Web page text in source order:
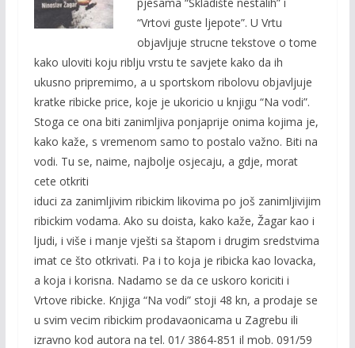
o
k
n
k
“Vrtovi guste ljepote”. U Vrtu
objavljuje strucne tekstove o tome
kako uloviti koju riblju vrstu te savjete kako da ih
ukusno pripremimo, a u sportskom ribolovu objavljuje
kratke ribicke price, koje je ukoricio u knjigu “Na vodi”.
Stoga ce ona biti zanimljiva ponjaprije onima kojima je,
kako kaže, s vremenom samo to postalo važno. Biti na
vodi. Tu se, naime, najbolje osjecaju, a gdje, morat
cete otkriti
iduci za zanimljivim ribickim likovima po još zanimljivijim
ribickim vodama. Ako su doista, kako kaže, Žagar kao i
ljudi, i više i manje vješti sa štapom i drugim sredstvima
imat ce što otkrivati. Pa i to koja je ribicka kao lovacka,
a koja i korisna. Nadamo se da ce uskoro koriciti i
Vrtove ribicke. Knjiga “Na vodi” stoji 48 kn, a prodaje se
u svim vecim ribickim prodavaonicama u Zagrebu ili
izravno kod autora na tel. 01/ 3864-851 il mob. 091/59